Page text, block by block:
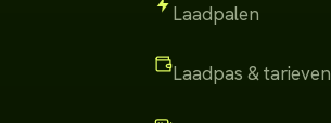
Laadpalen
Laadpas & tarieven